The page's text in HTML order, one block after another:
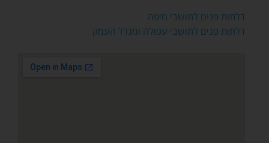
דלתות פנים לתושבי חיפה
דלתות פנים לתושבי עפולה ומגדל העמק